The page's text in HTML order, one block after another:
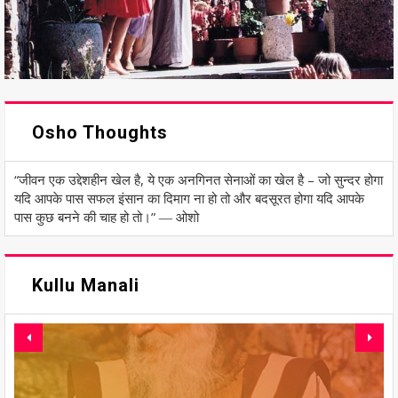
Osho Thoughts
“जीवन एक उद्देशहीन खेल है, ये एक अनगिनत सेनाओं का खेल है – जो सुन्दर होगा
यदि आपके पास सफल इंसान का दिमाग ना हो तो और बदसूरत होगा यदि आपके
पास कुछ बनने की चाह हो तो।” ― ओशो
Kullu Manali